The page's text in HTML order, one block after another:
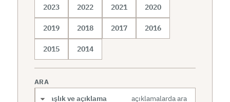
2023 2022 2021 2020
2019 2018 2017 2016
2015 2014
ARA